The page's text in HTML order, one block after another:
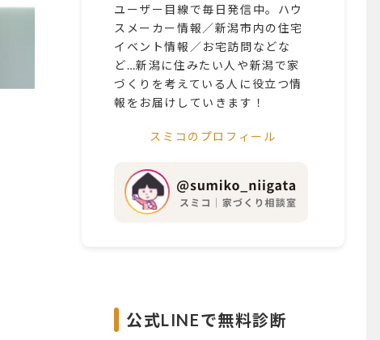
ユーザー目線で毎日発信中。ハウ
スメーカー情報／新潟市内の住宅
イベント情報／お宅訪問などな
ど…新潟に住みたい人や新潟で家
づくりを考えている人に役立つ情
報をお届けしていきます！
スミコのプロフィール
公式LINEで無料診断